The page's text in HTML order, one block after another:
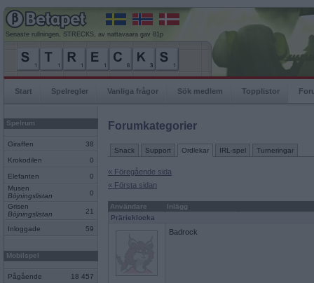
Senaste rullningen, STRECKS, av nattavaara gav 81p
Start Spelregler Vanliga frågor Sök medlem Topplistor
Spelrum
Giraffen 38
Krokodilen 0
Elefanten
0
Musen
Böjningslistan
0
Grisen
Böjningslistan
21
Inloggade 59
Mobilspel
Pågående 18 457
Forumkategorier
Snack Support Ordlekar IRL-spel Turneringar
« Föregående sida
« Första sidan
Användare
Inlägg
Prärieklocka
Badrock